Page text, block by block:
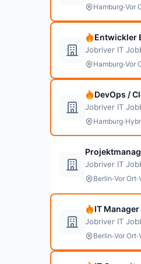
Hamburg·Vor
Entwickler
Jobriver IT
Hamburg·Vor
DevOps /
Jobriver IT
Hamburg·
Jobriver IT
Berlin·Vor Ort·
IT
Jobriver IT
Berlin·Vor Ort·